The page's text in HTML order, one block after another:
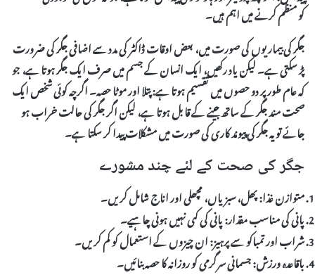
کو منظم کرنے میں اہم ہیں۔
جگر کی بیماریوں کی صورت میں، بعض اوقات ڈاکٹر کی مدد سے اضافیجگرکی ضرورت
پڑ سکتی ہے۔ لیکن یاد رکھیں، ایک انسان کے جسم میںصرف ایک جگرہوتا ہے، جو
کہ عام طور پر دو حصوں میں تقسیم ہوتا ہے:پتلااورموٹاحصہ۔ اگرچہ کوئی شخص ایک
صحت مند جگر کے ساتھ جینے کے قابل ہوتا ہے، لیکن اگر جگر کی حالت خراب ہو
جائے تو یہجگر کی پیوند کاریکی صورت میں مشکلات پیدا کر سکتا ہے۔
جگر کی صحت کے لئے چند مشورے
متوازن غذا:پھل، سبزیاں، مچھلی اور اناج شامل کریں۔
پانی کی مناسب مقدار:پانی کی کمی نہیں ہونی چاہیے۔
شراب اور تمباکو سے پرہیز:ان چیزوں کے استعمال کو کم کریں۔
باقاعدہ ورزش:جسمانی سرگرمی کو روزانہ کا حصہ بنائیں۔